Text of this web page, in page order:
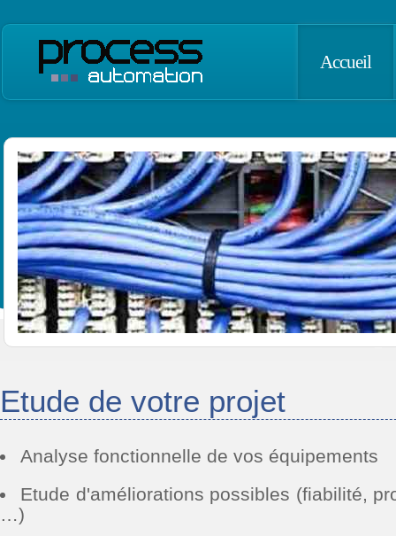
Accueil
Etude de votre projet
Analyse fonctionnelle de vos équipements
Etude d'améliorations possibles (fiabilité,
…)